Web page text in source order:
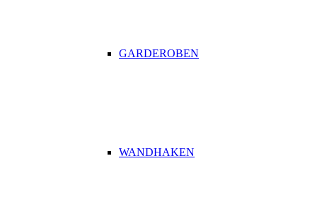
GARDEROBEN
WANDHAKEN